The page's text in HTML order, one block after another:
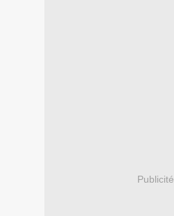
Publicité